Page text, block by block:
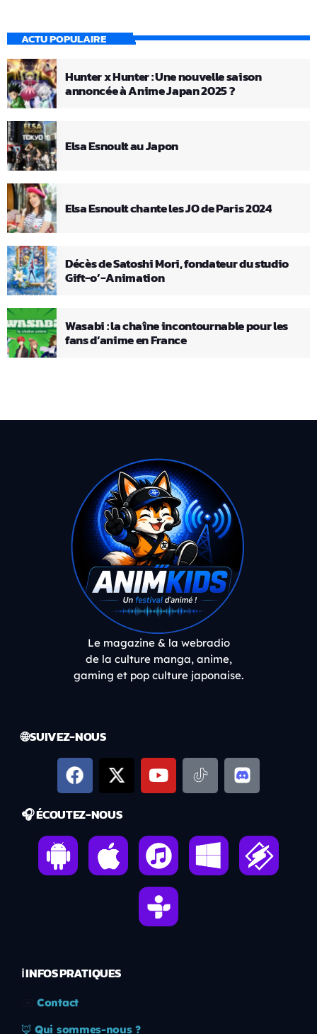
ACTU POPULAIRE
Hunter x Hunter : Une nouvelle saison
annoncée à Anime Japan 2025 ?
Elsa Esnoult au Japon
Elsa Esnoult chante les JO de Paris 2024
Décès de Satoshi Mori, fondateur du studio
Gift-o’-Animation
Wasabi : la chaîne incontournable pour les
fans d’anime en France
Le magazine & la webradio
de la culture manga, anime,
gaming et pop culture japonaise.
🌐 SUIVEZ-NOUS
🎧 ÉCOUTEZ-NOUS
ℹ️ INFOS PRATIQUES
Contact
🦊 Qui sommes-nous ?